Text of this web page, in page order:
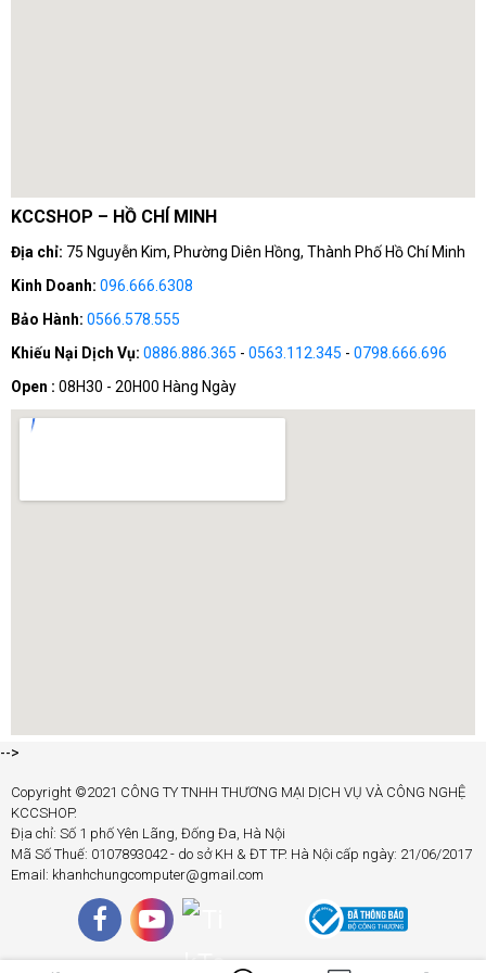
bỉ của sản phẩm. RAM Corsair được chế tạo từ các linh
kiện chất lượng cao và trải qua quá trình kiểm tra nghiêm
ngặt để đảm bảo hoạt động ổn định và bền vững. Điều này
của Corsair và đảm bảo rằng họ có một bộ nhớ mạnh mẽ
và đáng tin cậy.
Tóm lại, dòng sản phẩm RAM Corsair không chỉ là một
giải pháp tuyệt vời để nâng cấp hiệu suất máy tính, mà còn
mang đến một trải nghiệm đẳng cấp với tốc độ, hiệu năng
và ánh sáng RGB độc đáo. Với sự cam kết về chất lượng
KCCSHOP – HỒ CHÍ MINH
Địa chỉ: 75 Nguyễn Kim, Phường Diên Hồng, Thành Phố Hồ Chí Minh
Kinh Doanh: 096.666.6308
Bảo Hành: 0566.578.555
Khiếu Nại Dịch Vụ: 0886.886.365 - 0563.112.345 - 0798.666.696
Open : 08H30 - 20H00 Hàng Ngày
-->
Copyright ©2021 CÔNG TY TNHH THƯƠNG MẠI DỊCH VỤ VÀ CÔNG NGHỆ
KCCSHOP.
Địa chỉ: Số 1 phố Yên Lãng, Đống Đa, Hà Nội
Mã Số Thuế: 0107893042 - do sở KH & ĐT TP. Hà Nội cấp ngày: 21/06/2017
Email: khanhchungcomputer@gmail.com